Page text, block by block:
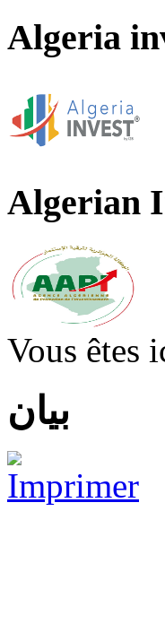
Algeria
Algerian
Vous êtes
بيان